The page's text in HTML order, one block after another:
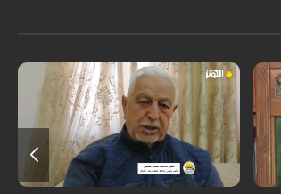
خروج القوات الأمريكية من المنطقة لم يكن
صدفة، بل نتيجة تكامل القدرات العلمية،
ووحدة الصف الإسلامي، ومحور المقاومة،
فضلاً عن توظيف الطاقة كورقة ضغط
سياسي، وسط مشاهدات لتراجع القطب
الأوحد.